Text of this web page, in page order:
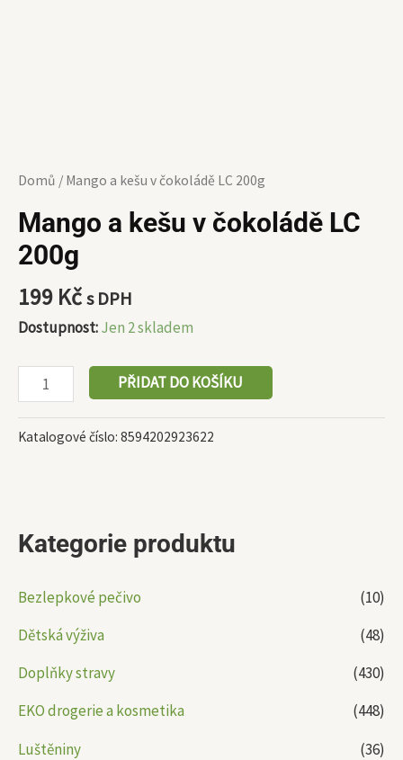
Kategorie produktu
Bezlepkové pečivo
(10)
Dětská výživa
(48)
Doplňky stravy
(430)
EKO drogerie a kosmetika
(448)
Luštěniny
(36)
Domů / Mango a kešu v čokoládě LC 200g
Mango a kešu v čokoládě LC
200g
199 Kčs DPH
Dostupnost:Jen 2 skladem
PŘIDAT DO KOŠÍKU
Katalogové číslo: 8594202923622